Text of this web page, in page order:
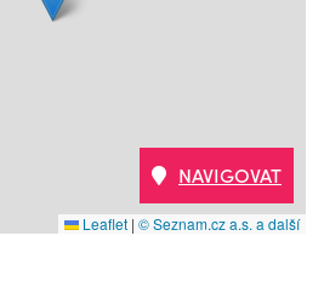
Leaflet | © Seznam.cz a.s. a další
NAVIGOVAT